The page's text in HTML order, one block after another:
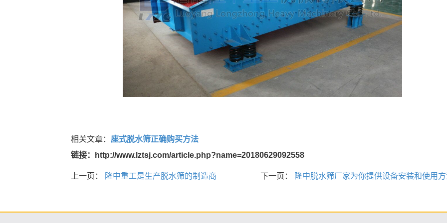
相关文章： 座式脱水筛正确购买方法
链接：http://www.lztsj.com/article.php?name=20180629092558
上一页： 隆中重工是生产脱水筛的制造商 下一页： 隆中脱水筛厂家为你提供设备安装和使用